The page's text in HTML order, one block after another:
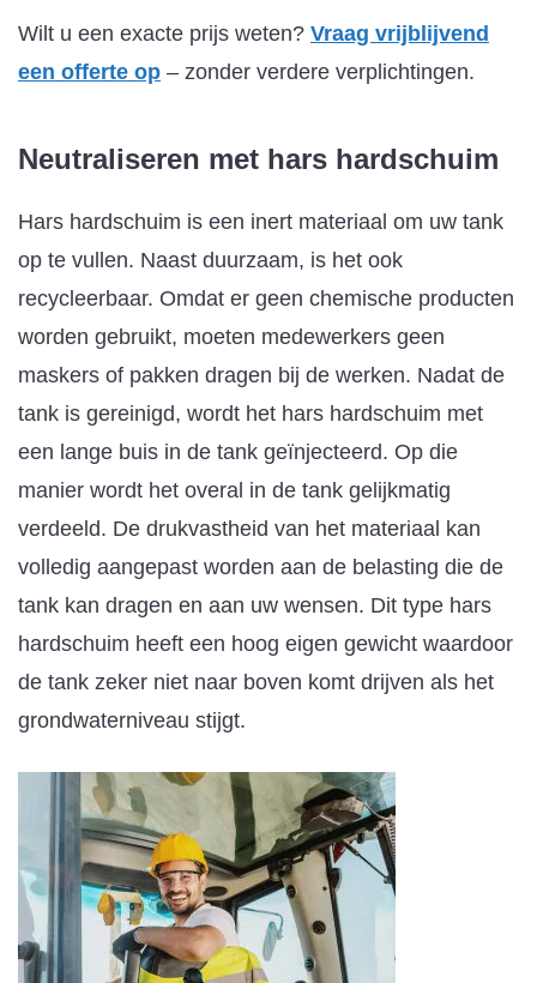
Wilt u een exacte prijs weten? Vraag vrijblijvend
een offerte op – zonder verdere verplichtingen.
Neutraliseren met hars hardschuim
Hars hardschuim is een inert materiaal om uw tank
op te vullen. Naast duurzaam, is het ook
recycleerbaar. Omdat er geen chemische producten
worden gebruikt, moeten medewerkers geen
maskers of pakken dragen bij de werken. Nadat de
tank is gereinigd, wordt het hars hardschuim met
een lange buis in de tank geïnjecteerd. Op die
manier wordt het overal in de tank gelijkmatig
verdeeld. De drukvastheid van het materiaal kan
volledig aangepast worden aan de belasting die de
tank kan dragen en aan uw wensen. Dit type hars
hardschuim heeft een hoog eigen gewicht waardoor
de tank zeker niet naar boven komt drijven als het
grondwaterniveau stijgt.